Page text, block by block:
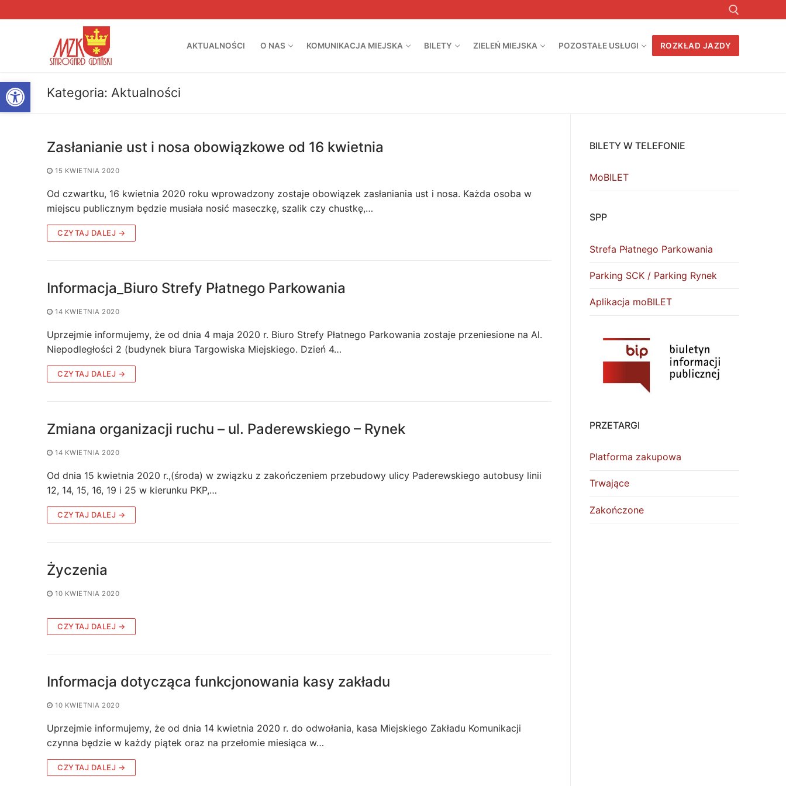
Otwórz pasek narzędzi
do
AKTUALNOŚCI O NAS KOMUNIKACJA MIEJSKA BILETY ZIELEŃ MIEJSKA POZOSTAŁE USŁUGI ROZKŁAD JAZDY
Kategoria: Aktualności
Zasłanianie ust i nosa obowiązkowe od 16 kwietnia
15 KWIETNIA 2020
Od czwartku, 16 kwietnia 2020 roku wprowadzony zostaje obowiązek zasłaniania ust i nosa. Każda osoba w
miejscu publicznym będzie musiała nosić maseczkę, szalik czy chustkę,…
CZYTAJ DALEJ →
Informacja_Biuro Strefy Płatnego Parkowania
14 KWIETNIA 2020
Uprzejmie informujemy, że od dnia 4 maja 2020 r. Biuro Strefy Płatnego Parkowania zostaje przeniesione na Al.
Niepodległości 2 (budynek biura Targowiska Miejskiego. Dzień 4…
CZYTAJ DALEJ →
Zmiana organizacji ruchu – ul. Paderewskiego – Rynek
14 KWIETNIA 2020
Od dnia 15 kwietnia 2020 r.,(środa) w związku z zakończeniem przebudowy ulicy Paderewskiego autobusy linii
12, 14, 15, 16, 19 i 25 w kierunku PKP,…
CZYTAJ DALEJ →
Życzenia
10 KWIETNIA 2020
CZYTAJ DALEJ →
Informacja dotycząca funkcjonowania kasy zakładu
10 KWIETNIA 2020
Uprzejmie informujemy, że od dnia 14 kwietnia 2020 r. do odwołania, kasa Miejskiego Zakładu Komunikacji
czynna będzie w każdy piątek oraz na przełomie miesiąca w…
CZYTAJ DALEJ →
BILETY W TELEFONIE
MoBILET
SPP
Strefa Płatnego Parkowania
Parking SCK / Parking Rynek
Aplikacja moBILET
PRZETARGI
Platforma zakupowa
Trwające
Zakończone